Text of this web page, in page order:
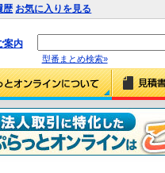
歴 お気に入りを見る
案内
型番まとめ検索»